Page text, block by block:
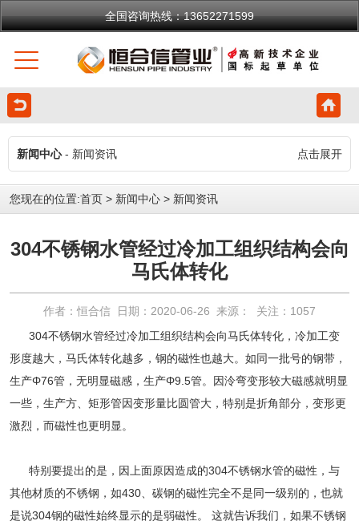
全国咨询热线：13652271599
新闻中心- 新闻资讯 点击展开
您现在的位置:首页 > 新闻中心 > 新闻资讯
304不锈钢水管经过冷加工组织结构会向
马氏体转化
作者：恒合信 日期：2020-06-26 来源： 关注： 1057
304不锈钢水管经过冷加工组织结构会向马氏体转化，冷加工变
形度越大，马氏体转化越多，钢的磁性也越大。如同一批号的钢带，
生产Φ76管，无明显磁感，生产Φ9.5管。因泠弯变形较大磁感就明显
一些，生产方、矩形管因变形量比圆管大，特别是折角部分，变形更
激烈，而磁性也更明显。
特别要提出的是，因上面原因造成的304不锈钢水管的磁性，与
其他材质的不锈钢，如430、碳钢的磁性完全不是同一级别的，也就
是说304钢的磁性始终显示的是弱磁性。 这就告诉我们，如果不锈钢